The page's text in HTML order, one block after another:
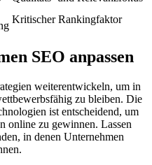
Kritischer Rankingfaktor
SEO anpassen
weiterentwickeln, um in
zu bleiben. Die
ist entscheidend, um
online zu gewinnen. Lassen
in denen Unternehmen